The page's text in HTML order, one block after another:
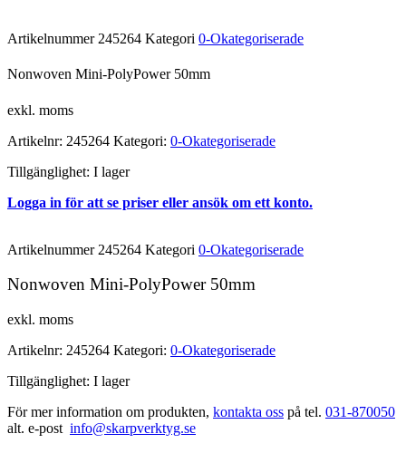
Artikelnummer 245264 Kategori 0-Okategoriserade
Nonwoven Mini-PolyPower 50mm
exkl. moms
Artikelnr: 245264 Kategori: 0-Okategoriserade
Tillgänglighet: I lager
Logga in för att se priser eller ansök om ett konto.
Artikelnummer 245264 Kategori 0-Okategoriserade
Nonwoven Mini-PolyPower 50mm
exkl. moms
Artikelnr: 245264 Kategori: 0-Okategoriserade
Tillgänglighet: I lager
För mer information om produkten, kontakta oss på tel. 031-870050
alt. e-post info@skarpverktyg.se